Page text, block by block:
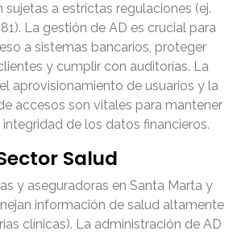
sujetas a estrictas regulaciones (ej.
La gestión de AD es crucial para
a sistemas bancarios, proteger
y cumplir con auditorías. La
aprovisionamiento de usuarios y la
accesos son vitales para mantener
de los datos financieros.
Salud
y aseguradoras en Santa Marta y
información de salud altamente
clínicas). La administración de AD